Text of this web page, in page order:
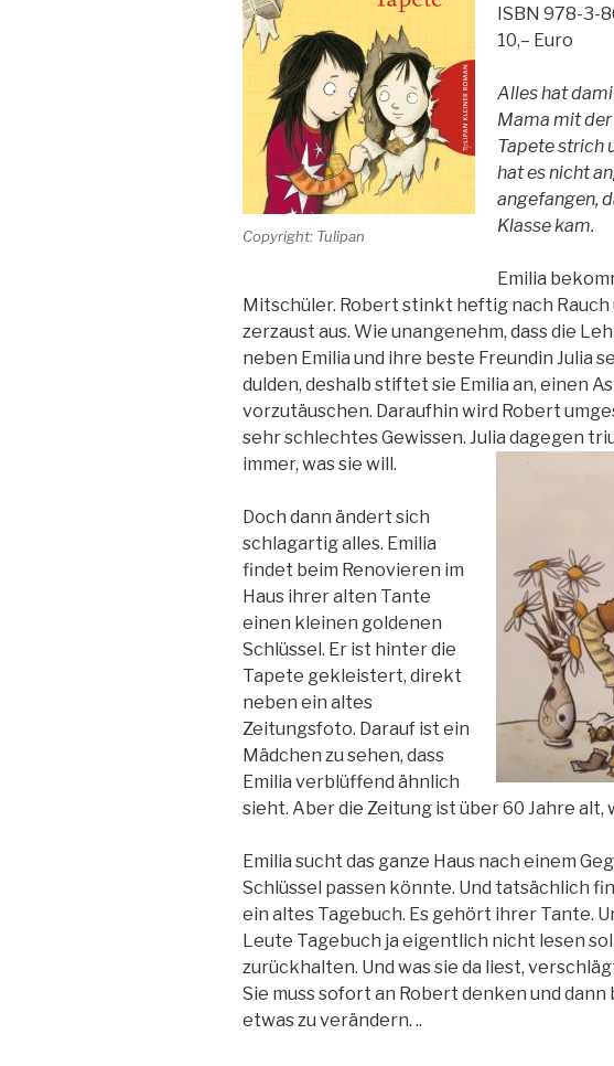
Copyright: Tulipan
ISBN 978-3-
10,– Euro
Alles hat
Mama mit
Tapete strich
hat es nicht
angefangen,
Klasse kam.
Emilia
Mitschüler. Robert stinkt heftig nach Rauch
zerzaust aus. Wie unangenehm, dass die
neben Emilia und ihre beste Freundin Julia
dulden, deshalb stiftet sie Emilia an, einen
vorzutäuschen. Daraufhin wird Robert
sehr schlechtes Gewissen. Julia dagegen
immer, was sie will.
Doch dann ändert sich
schlagartig alles. Emilia
findet beim Renovieren im
Haus ihrer alten Tante
einen kleinen goldenen
Schlüssel. Er ist hinter die
Tapete gekleistert, direkt
neben ein altes
Zeitungsfoto. Darauf ist ein
Mädchen zu sehen, dass
Emilia verblüffend ähnlich
sieht. Aber die Zeitung ist über 60 Jahre alt,
Emilia sucht das ganze Haus nach einem
Schlüssel passen könnte. Und tatsächlich
ein altes Tagebuch. Es gehört ihrer Tante.
Leute Tagebuch ja eigentlich nicht lesen
zurückhalten. Und was sie da liest,
Sie muss sofort an Robert denken und
etwas zu verändern. ..